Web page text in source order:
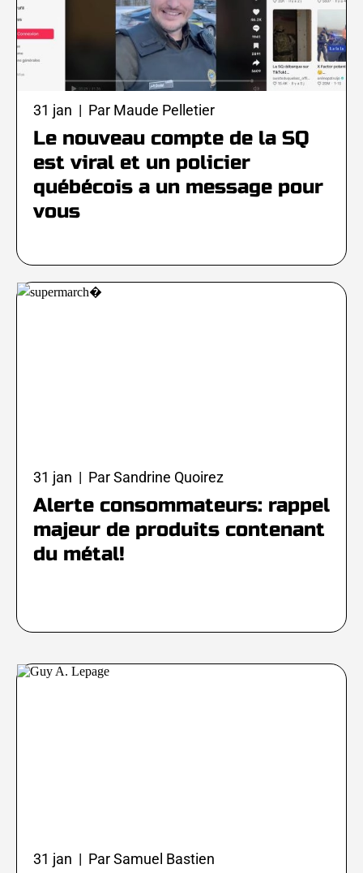
31 jan | Par Maude Pelletier
Le nouveau compte de la SQ
est viral et un policier
québécois a un message pour
vous
31 jan | Par Sandrine Quoirez
Alerte consommateurs: rappel
majeur de produits contenant
du métal!
31 jan | Par Samuel Bastien